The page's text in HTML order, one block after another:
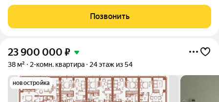
доступности от дома расположены продуктовые магазины,
рестораны и кофейни, а
Позвонить
23 900 000 ₽
38 м² 2-комн. квартира 24 этаж из 54
новостройка